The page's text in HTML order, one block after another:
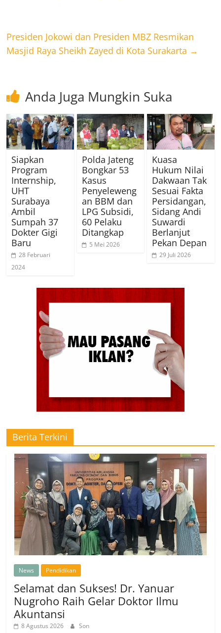
Presiden Jokowi dan Presiden MBZ Resmikan
Masjid Raya Sheikh Zayed di Kota Surakarta →
Anda Juga Mungkin Suka
Siapkan
Program
Internship,
UHT
Surabaya
Ambil
Sumpah 37
Dokter Gigi
Baru
28 Februari
2024
Polda Jateng
Bongkar 53
Kasus
Penyeleweng
an BBM dan
LPG Subsidi,
60 Pelaku
Ditangkap
5 Mei 2026
Kuasa
Hukum Nilai
Dakwaan Tak
Sesuai Fakta
Persidangan,
Sidang Andi
Suwardi
Berlanjut
Pekan Depan
29 Juli 2026
Berita Terkini
News Pendidikan
Selamat dan Sukses! Dr. Yanuar
Nugroho Raih Gelar Doktor Ilmu
Akuntansi
8 Agustus 2026 Son